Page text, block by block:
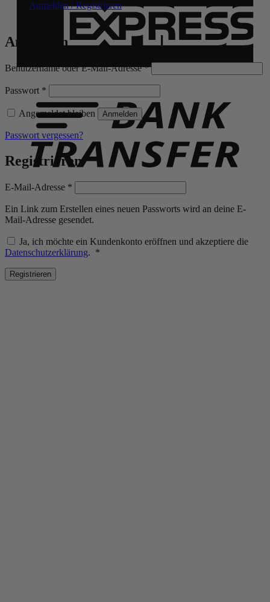
Anmelden / Registrieren
Anmelden
Benutzername oder E-Mail-Adresse*Erforderlich
Passwort *
Angemeldet bleiben Anmelden
Passwort vergessen?
Registrieren
E-Mail-Adresse *
Ein Link zum Erstellen eines neuen Passworts wird an deine E-
Mail-Adresse gesendet.
Ja, ich möchte ein Kundenkonto eröffnen und akzeptiere die
Datenschutzerklärung. *
Registrieren